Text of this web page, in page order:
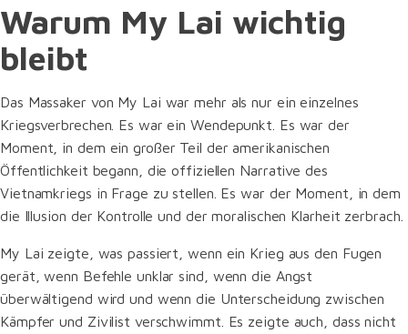
Warum My Lai wichtig
bleibt
Das Massaker von My Lai war mehr als nur ein einzelnes
Kriegsverbrechen. Es war ein Wendepunkt. Es war der
Moment, in dem ein großer Teil der amerikanischen
Öffentlichkeit begann, die offiziellen Narrative des
Vietnamkriegs in Frage zu stellen. Es war der Moment, in dem
die Illusion der Kontrolle und der moralischen Klarheit zerbrach.
My Lai zeigte, was passiert, wenn ein Krieg aus den Fugen
gerät, wenn Befehle unklar sind, wenn die Angst
überwältigend wird und wenn die Unterscheidung zwischen
Kämpfer und Zivilist verschwimmt. Es zeigte auch, dass nicht